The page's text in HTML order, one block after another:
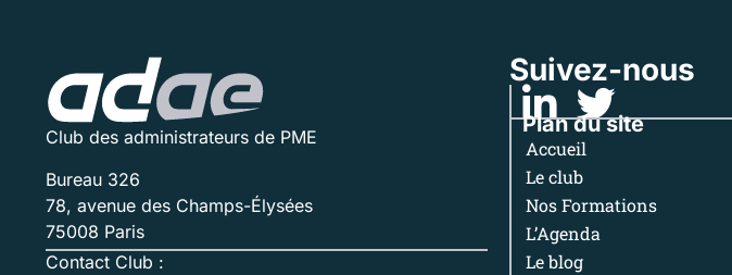
Club des administrateurs de PME
Bureau 326
78, avenue des Champs-Élysées
75008 Paris
Contact Club :
Suivez-nous
Plan du site
Accueil
Le club
Nos Formations
L’Agenda
Le blog